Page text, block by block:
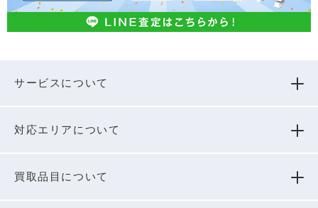
サービスについて
対応エリアについて
買取品⽬について